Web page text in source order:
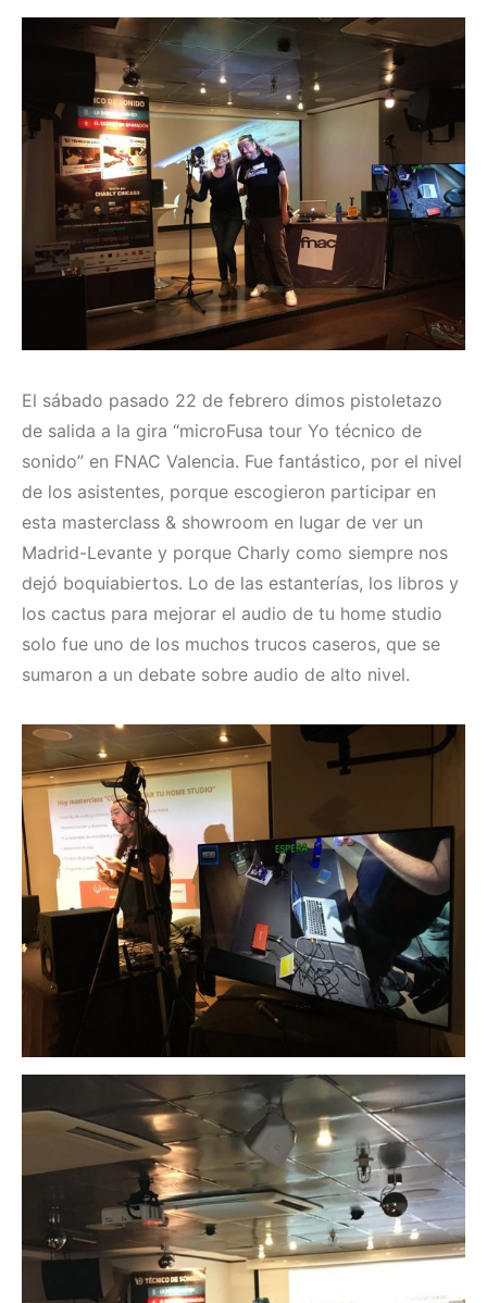
El sábado pasado 22 de febrero dimos pistoletazo
de salida a la gira “microFusa tour Yo técnico de
sonido” en FNAC Valencia. Fue fantástico, por el nivel
de los asistentes, porque escogieron participar en
esta masterclass & showroom en lugar de ver un
Madrid-Levante y porque Charly como siempre nos
dejó boquiabiertos. Lo de las estanterías, los libros y
los cactus para mejorar el audio de tu home studio
solo fue uno de los muchos trucos caseros, que se
sumaron a un debate sobre audio de alto nivel.